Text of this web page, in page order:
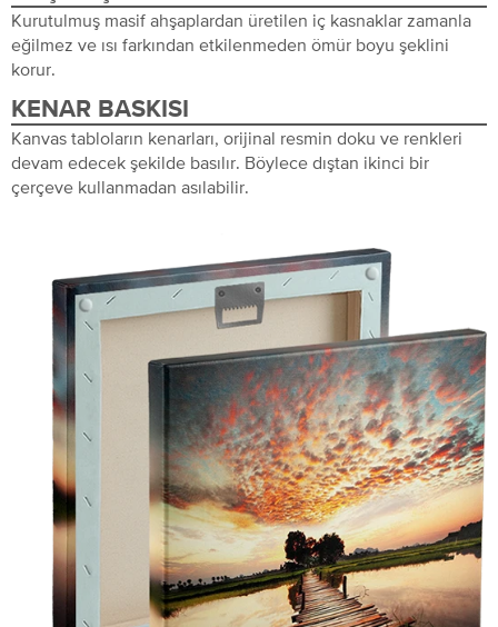
Kurutulmuş masif ahşaplardan üretilen iç kasnaklar zamanla
eğilmez ve ısı farkından etkilenmeden ömür boyu şeklini
korur.
KENAR BASKISI
Kanvas tabloların kenarları, orijinal resmin doku ve renkleri
devam edecek şekilde basılır. Böylece dıştan ikinci bir
çerçeve kullanmadan asılabilir.